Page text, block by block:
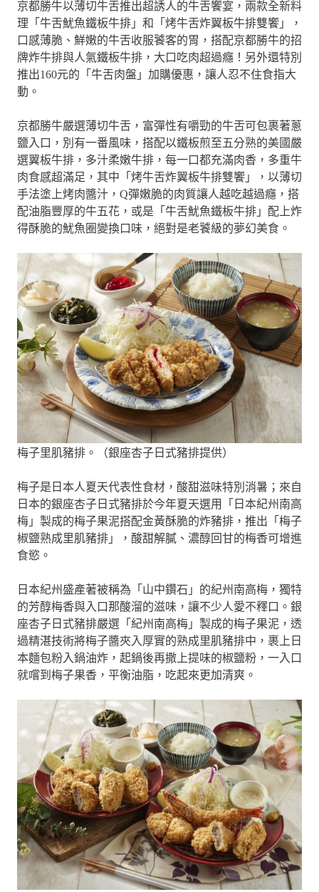
京都勝牛以薄切牛舌推出超誘人的牛舌饗宴，兩款全新料
理「牛舌魷魚鐵板牛排」和「烤牛舌炸翼板牛排雙饗」，
口感薄脆、鮮嫩的牛舌收服饕客的胃，搭配京都勝牛的招
牌炸牛排與人氣鐵板牛排，大口吃肉超過癮！另外還特別
推出160元的「牛舌肉盤」加購優惠，讓人忍不住食指大
動。
京都勝牛嚴選薄切牛舌，富彈性有嚼勁的牛舌可包裹著蔥
鹽入口，別有一番風味，搭配以鐵板煎至五分熟的美國嚴
選翼板牛排，多汁柔嫩牛排，每一口都充滿肉香，多重牛
肉食感超滿足，其中「烤牛舌炸翼板牛排雙饗」，以薄切
手法塗上烤肉醬汁，Q彈嫩脆的肉質讓人越吃越過癮，搭
配油脂豐厚的牛五花，或是「牛舌魷魚鐵板牛排」配上炸
得酥脆的魷魚圈變換口味，絕對是老饕級的夢幻美食。
梅子里肌豬排。（銀座杏子日式豬排提供）
梅子是日本人夏天代表性食材，酸甜滋味特別消暑；來自
日本的銀座杏子日式豬排於今年夏天選用「日本紀州南高
梅」製成的梅子果泥搭配金黃酥脆的炸豬排，推出「梅子
椒鹽熟成里肌豬排」，酸甜解膩、濃醇回甘的梅香可增進
食慾。
日本紀州盛產著被稱為「山中鑽石」的紀州南高梅，獨特
的芳醇梅香與入口那酸溜的滋味，讓不少人愛不釋口。銀
座杏子日式豬排嚴選「紀州南高梅」製成的梅子果泥，透
過精湛技術將梅子醬夾入厚實的熟成里肌豬排中，裹上日
本麵包粉入鍋油炸，起鍋後再撒上提味的椒鹽粉，一入口
就嚐到梅子果香，平衡油脂，吃起來更加清爽。